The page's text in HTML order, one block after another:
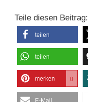
Teile diesen Beitrag:
teilen
teilen
merken 0
E-Mail